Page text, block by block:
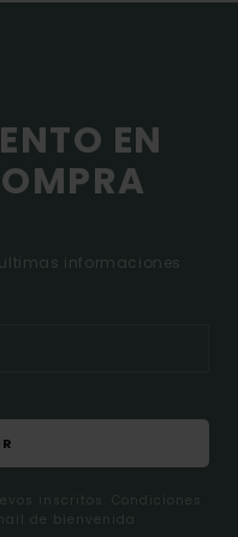
EN
informaciones
inscritos. Condiciones
de bienvenida